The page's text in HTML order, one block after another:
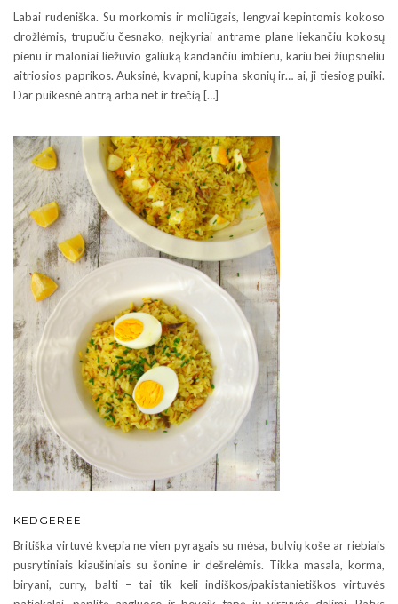
Labai rudeniška. Su morkomis ir moliūgais, lengvai kepintomis kokoso
drožlėmis, trupučiu česnako, neįkyriai antrame plane liekančiu kokosų
pienu ir maloniai liežuvio galiuką kandančiu imbieru, kariu bei žiupsneliu
aitriosios paprikos. Auksinė, kvapni, kupina skonių ir… ai, ji tiesiog puiki.
Dar puikesnė antrą arba net ir trečią […]
KEDGEREE
Britiška virtuvė kvepia ne vien pyragais su mėsa, bulvių koše ar riebiais
pusrytiniais kiaušiniais su šonine ir dešrelėmis. Tikka masala, korma,
biryani, curry, balti – tai tik keli indiškos/pakistanietiškos virtuvės